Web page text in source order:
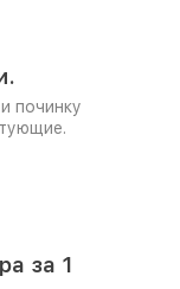
починку
за 1